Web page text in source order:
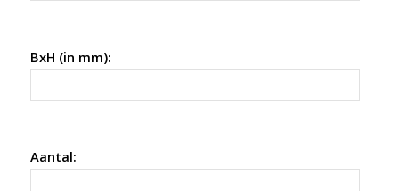
BxH (in mm):
Aantal: